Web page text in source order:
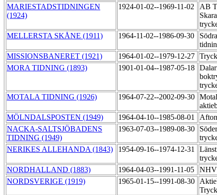
MARIESTADSTIDNINGEN
(1924)
1924-01-02--1969-11-02
AB
MELLERSTA SKÅNE (1911)
1964-11-02--1986-09-30
MISSIONSBANERET (1921)
1964-01-02--1979-12-27
MORA TIDNING (1893)
1901-01-04--1987-05-18
MOTALA TIDNING (1926)
1964-07-22--2002-09-30
MÖLNDALSPOSTEN (1949)
1964-04-10--1985-08-01
NACKA-SALTSJÖBADENS
TIDNING (1949)
1963-07-03--1989-08-30
NERIKES ALLEHANDA (1843)
1954-09-16--1974-12-31
NORDHALLAND (1883)
1964-04-03--1991-11-05
NORDSVERIGE (1919)
1965-01-15--1991-08-30